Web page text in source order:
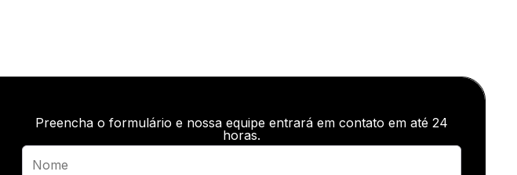
Preencha o formulário e nossa equipe entrará em contato em até 24
horas.